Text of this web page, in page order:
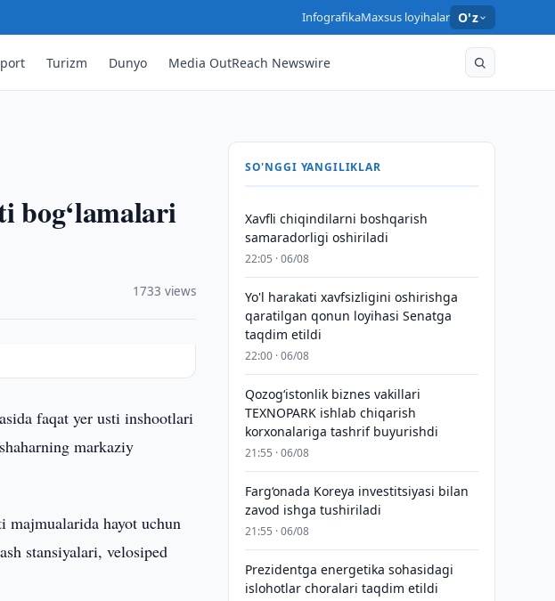
InfografikaMaxsus loyihalar O'z
Turizm Dunyo Media OutReach Newswire
bog‘lamalari
1733 views
faqat yer usti inshootlari
markaziy
hayot uchun
stansiyalari, velosiped
SO'NGGI YANGILIKLAR
Xavfli chiqindilarni boshqarish
samaradorligi oshiriladi
22:05 · 06/08
Yo'l harakati xavfsizligini oshirishga
qaratilgan qonun loyihasi Senatga
taqdim etildi
22:00 · 06/08
Qozogʻistonlik biznes vakillari
TEXNOPARK ishlab chiqarish
korxonalariga tashrif buyurishdi
21:55 · 06/08
Farg‘onada Koreya investitsiyasi bilan
zavod ishga tushiriladi
21:55 · 06/08
Prezidentga energetika sohasidagi
islohotlar choralari taqdim etildi